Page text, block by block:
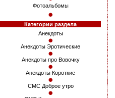
Фотоальбомы
Категории раздела
Анекдоты
Анекдоты Эротические
Анекдоты про Вовочку
Анекдоты Короткие
СМС Доброе утро